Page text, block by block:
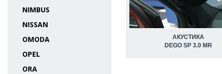
NIMBUS
NISSAN
OMODA
OPEL
ORA
АКУСТИКА
DEGO SP 3.0 MR